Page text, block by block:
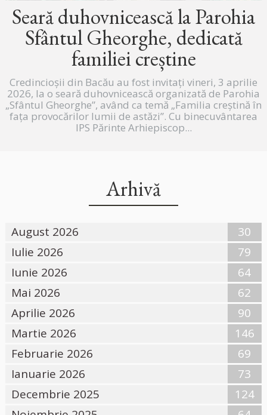
Seară duhovnicească la Parohia
Sfântul Gheorghe, dedicată
familiei creștine
Credincioșii din Bacău au fost invitați vineri, 3 aprilie
2026, la o seară duhovnicească organizată de Parohia
„Sfântul Gheorghe”, având ca temă „Familia creștină în
fața provocărilor lumii de astăzi”. Cu binecuvântarea
IPS Părinte Arhiepiscop...
Arhivă
August 2026
30
Iulie 2026
79
Iunie 2026
64
Mai 2026
62
Aprilie 2026
90
Martie 2026
146
Februarie 2026
69
Ianuarie 2026
73
Decembrie 2025
124